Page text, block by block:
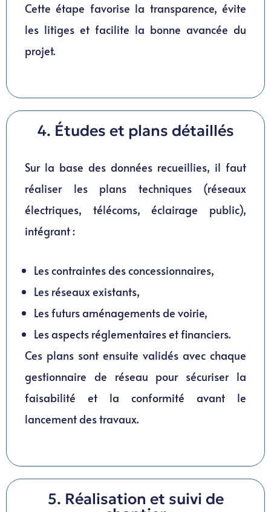
Cette étape favorise la transparence, évite
les litiges et facilite la bonne avancée du
projet.
4. Études et plans détaillés
Sur la base des données recueillies, il faut
réaliser les plans techniques (réseaux
électriques, télécoms, éclairage public),
intégrant :
Les contraintes des concessionnaires,
Les réseaux existants,
Les futurs aménagements de voirie,
Les aspects réglementaires et financiers.
Ces plans sont ensuite validés avec chaque
gestionnaire de réseau pour sécuriser la
faisabilité et la conformité avant le
lancement des travaux.
5. Réalisation et suivi de